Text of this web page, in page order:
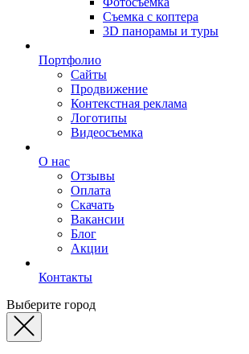
Съемка с коптера
3D панорамы и туры
Портфолио
Сайты
Продвижение
Контекстная реклама
Логотипы
Видеосъемка
О нас
Отзывы
Оплата
Скачать
Вакансии
Блог
Акции
Контакты
Выберите город